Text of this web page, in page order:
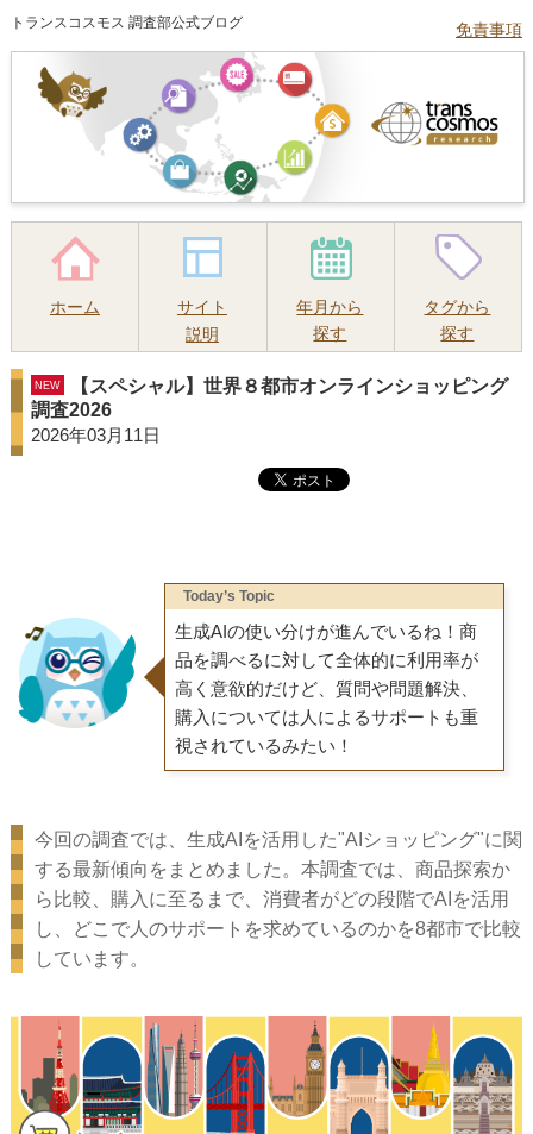
トランスコスモス 調査部公式ブログ 免責事項
ホーム
サイト
説明
年月から
探す
タグから
探す
NEW
【スペシャル】世界８都市オンラインショッピング
調査2026
2026年03月11日
Today’s Topic
生成AIの使い分けが進んでいるね！商
品を調べるに対して全体的に利用率が
高く意欲的だけど、質問や問題解決、
購入については人によるサポートも重
視されているみたい！
今回の調査では、生成AIを活用した"AIショッピング"に関
する最新傾向をまとめました。本調査では、商品探索か
ら比較、購入に至るまで、消費者がどの段階でAIを活用
し、どこで人のサポートを求めているのかを8都市で比較
しています。